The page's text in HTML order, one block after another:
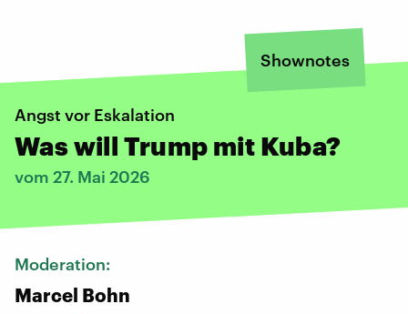
Shownotes
Angst vor Eskalation
Was will Trump mit Kuba?
vom 27. Mai 2026
Moderation:
Marcel Bohn